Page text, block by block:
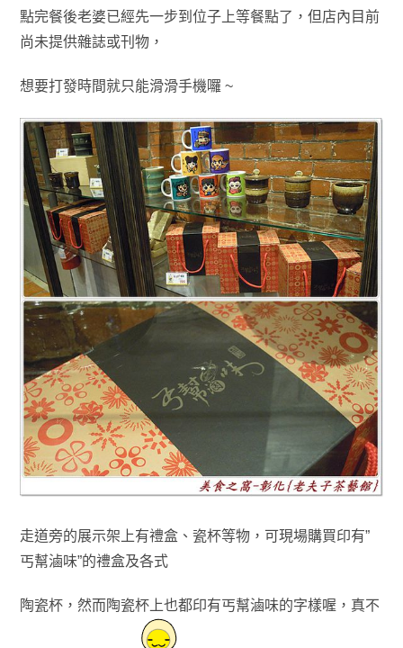
點完餐後老婆已經先一步到位子上等餐點了，但店內目前
尚未提供雜誌或刊物，
想要打發時間就只能滑滑手機囉 ~
走道旁的展示架上有禮盒、 瓷杯等物， 可現場購買印有”
丐幫滷味”的禮盒及各式
陶瓷杯，然而陶瓷杯上也都印有丐幫滷味的字樣喔，真不